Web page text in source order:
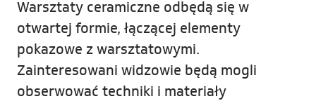
Warsztaty ceramiczne odbędą się w
otwartej formie, łączącej elementy
pokazowe z warsztatowymi.
Zainteresowani widzowie będą mogli
obserwować techniki i materiały